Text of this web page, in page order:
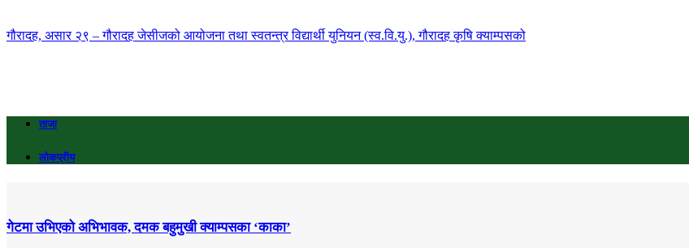
गौरादह, असार २९ – गौरादह जेसीजको आयोजना तथा स्वतन्त्र विद्यार्थी युनियन (स्व.वि.यु.), गौरादह कृषि क्याम्पसको
ताजा
लोकप्रीय
गेटमा उभिएको अभिभावक, दमक बहुमुखी क्याम्पसका ‘काका’